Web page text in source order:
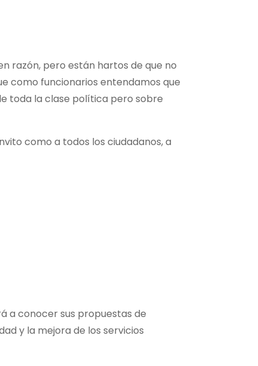
razón, pero están hartos de que no
como funcionarios entendamos que
toda la clase política pero sobre
como a todos los ciudadanos, a
a conocer sus propuestas de
y la mejora de los servicios